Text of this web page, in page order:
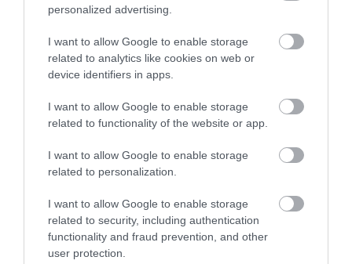
personalized advertising.
I want to allow Google to enable storage
related to analytics like cookies on web or
device identifiers in apps.
I want to allow Google to enable storage
related to functionality of the website or app.
I want to allow Google to enable storage
related to personalization.
I want to allow Google to enable storage
related to security, including authentication
functionality and fraud prevention, and other
user protection.
Crema templada de rábano con Dashi
Hacía bastante tiempo que le tenía echado el ojo a una crema de
hacer una crema...